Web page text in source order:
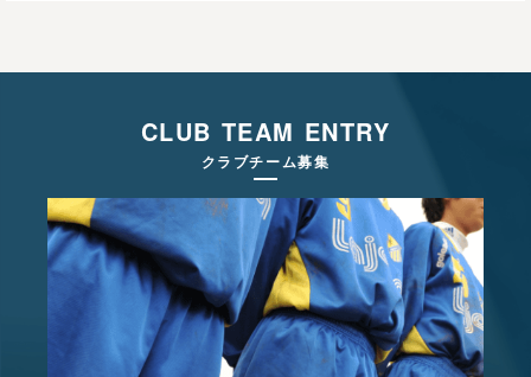
CLUB TEAM ENTRY
クラブチーム募集